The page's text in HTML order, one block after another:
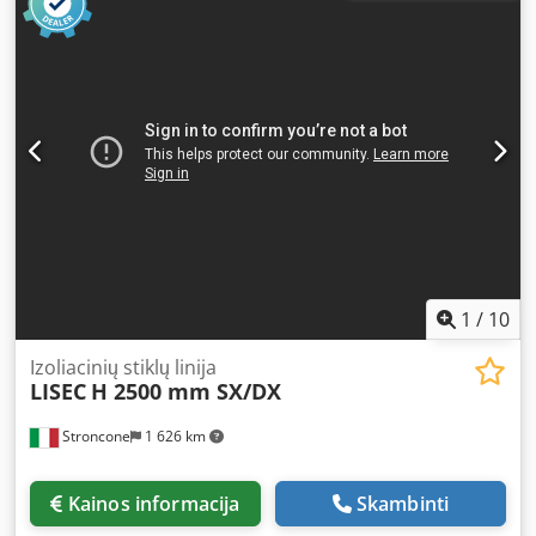
1 / 10
Stroncone 1 626 km
Izoliacinių stiklų linija
LISEC H 2500 mm SX/DX
Kainos informacija Skambinti